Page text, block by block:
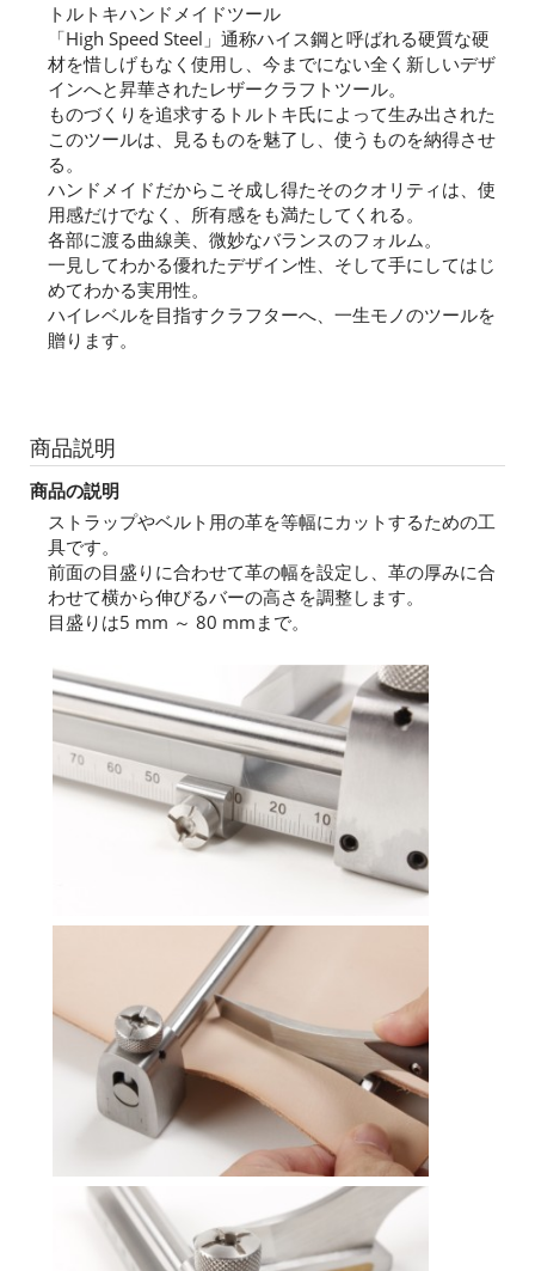
トルトキハンドメイドツール
「High Speed Steel」通称ハイス鋼と呼ばれる硬質な硬
材を惜しげもなく使用し、今までにない全く新しいデザ
インへと昇華されたレザークラフトツール。
ものづくりを追求するトルトキ氏によって生み出された
このツールは、見るものを魅了し、使うものを納得させ
る。
ハンドメイドだからこそ成し得たそのクオリティは、使
用感だけでなく、所有感をも満たしてくれる。
各部に渡る曲線美、微妙なバランスのフォルム。
一見してわかる優れたデザイン性、そして手にしてはじ
めてわかる実用性。
ハイレベルを目指すクラフターへ、一生モノのツールを
贈ります。
商品説明
商品の説明
ストラップやベルト用の革を等幅にカットするための工
具です。
前面の目盛りに合わせて革の幅を設定し、革の厚みに合
わせて横から伸びるバーの高さを調整します。
目盛りは5 mm ～ 80 mmまで。